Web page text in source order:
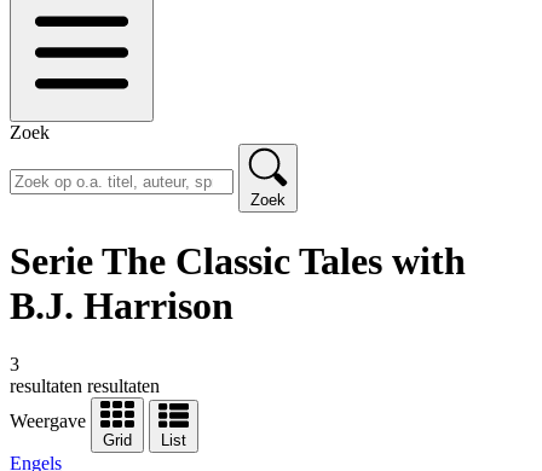
Zoek
Zoek
Serie The Classic Tales with
B.J. Harrison
3
resultaten resultaten
Weergave
Grid List
Engels